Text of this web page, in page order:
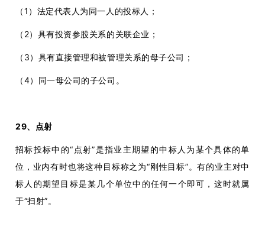
（1）法定代表人为同一人的投标人；
（2）具有投资参股关系的关联企业；
（3）具有直接管理和被管理关系的母子公司；
（4）同一母公司的子公司。
29、点射
招标投标中的“点射”是指业主期望的中标人为某个具体的单
位，业内有时也将这种目标称之为“刚性目标”。有的业主对中
标人的期望目标是某几个单位中的任何一个即可，这时就属
于“扫射”。